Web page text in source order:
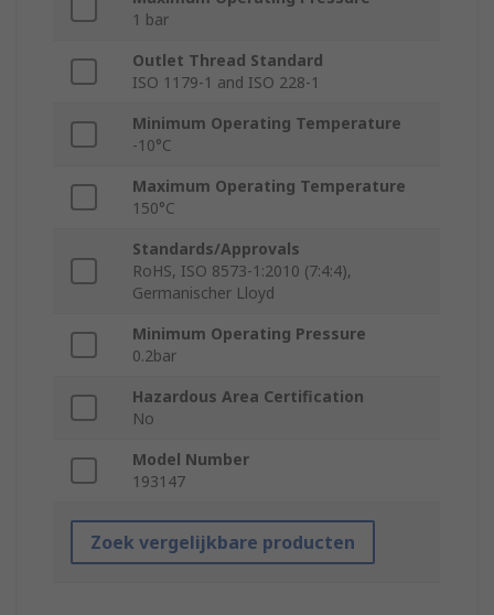
1 bar
Outlet Thread Standard
ISO 1179-1 and ISO 228-1
Minimum Operating Temperature
-10°C
Maximum Operating Temperature
150°C
Standards/Approvals
RoHS, ISO 8573-1:2010 (7:4:4),
Germanischer Lloyd
Minimum Operating Pressure
0.2bar
Hazardous Area Certification
No
Model Number
193147
Zoek vergelijkbare producten